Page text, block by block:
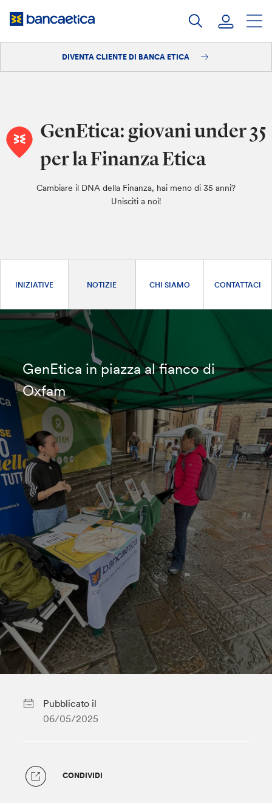
DIVENTA CLIENTE DI BANCA ETICA
GenEtica: giovani under 35
per la Finanza Etica
Cambiare il DNA della Finanza, hai meno di 35 anni?
Unisciti a noi!
INIZIATIVE NOTIZIE CHI SIAMO CONTATTACI
GenEtica in piazza al fianco di
Oxfam
Pubblicato il
06/05/2025
CONDIVIDI